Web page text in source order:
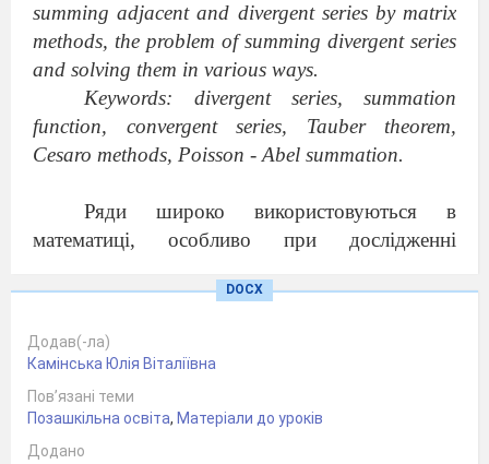
summing adjacent and divergent series by matrix
methods, the problem of summing divergent series
and solving them in various ways.
Keywords: divergent series, summation
function, convergent series, Tauber theorem,
Cesaro methods, Poisson - Abel summation.
Ряди широко використовуються в
математиці, особливо при дослідженні
з наближеним інтегруванням диференціальних
інтегралів, розв’язуванням трансцендентних та
Вони відіграють важливу роль у
DOCX
Додав(-ла)
Камінська Юлія Віталіївна
Пов’язані теми
Позашкільна освіта, Матеріали до уроків
Додано